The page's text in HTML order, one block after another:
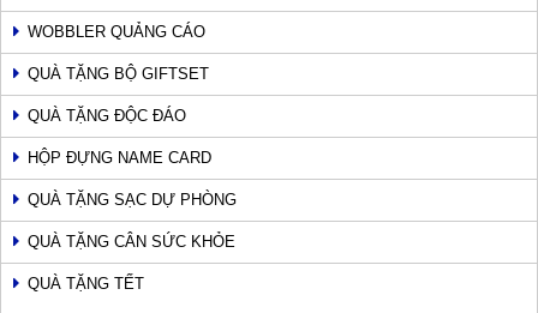
WOBBLER QUẢNG CÁO
QUÀ TẶNG BỘ GIFTSET
QUÀ TẶNG ĐỘC ĐÁO
HỘP ĐỰNG NAME CARD
QUÀ TẶNG SẠC DỰ PHÒNG
QUÀ TẶNG CÂN SỨC KHỎE
QUÀ TẶNG TẾT